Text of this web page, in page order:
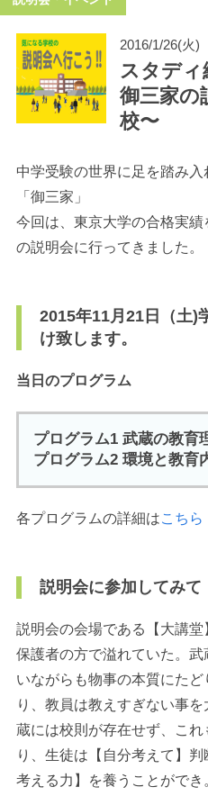
最近
学校閲覧履歴はありません
ブックマークした学校はあり
2016/1/26(火)
スタディ
御三家の
校〜
中学受験の世界に足を踏み
「御三家」
今回は、東京大学の合格実績
の説明会に行ってきました。
2015年11月21日（土)
け致します。
当日のプログラム
プログラム1 武蔵の教育
プログラム2 環境と教育
各プログラムの詳細はこちら
説明会に参加してみて
説明会の会場である【大講
保護者の方で溢れていた。
いながらも物事の本質にた
り、教員は教えすぎない事
蔵には校則が存在せず、こ
り、生徒は【自分考えて】
考える力】を養うことがで